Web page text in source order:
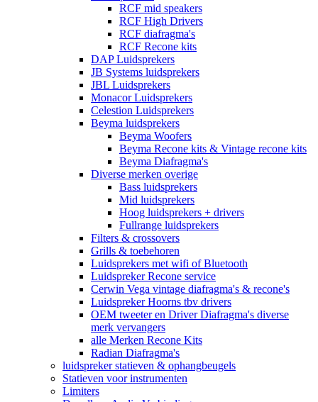
RCF mid speakers
RCF High Drivers
RCF diafragma's
RCF Recone kits
DAP Luidsprekers
JB Systems luidsprekers
JBL Luidsprekers
Monacor Luidsprekers
Celestion Luidsprekers
Beyma luidsprekers
Beyma Woofers
Beyma Recone kits & Vintage recone kits
Beyma Diafragma's
Diverse merken overige
Bass luidsprekers
Mid luidsprekers
Hoog luidsprekers + drivers
Fullrange luidsprekers
Filters & crossovers
Grills & toebehoren
Luidsprekers met wifi of Bluetooth
Luidspreker Recone service
Cerwin Vega vintage diafragma's & recone's
Luidspreker Hoorns tbv drivers
OEM tweeter en Driver Diafragma's diverse
merk vervangers
alle Merken Recone Kits
Radian Diafragma's
luidspreker statieven & ophangbeugels
Statieven voor instrumenten
Limiters